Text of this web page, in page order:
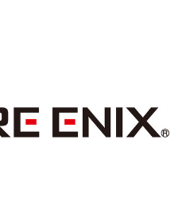
事件、主犯格の川口被告(19)
だと思う？？？？？？
」 戦後の日本人の特別な生き